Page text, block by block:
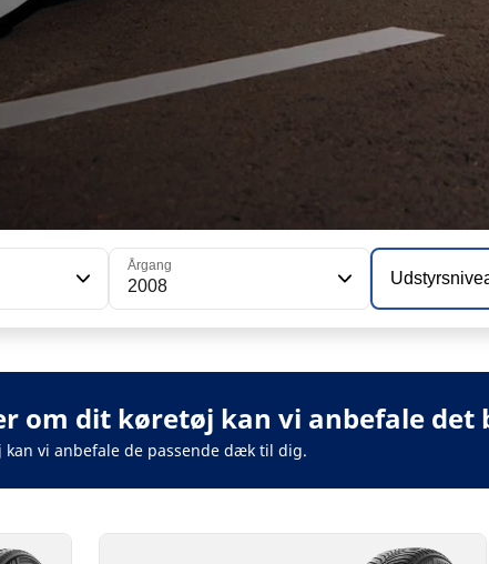
Årgang
2008
om dit køretøj kan vi anbefale
vi anbefale de passende dæk til dig.